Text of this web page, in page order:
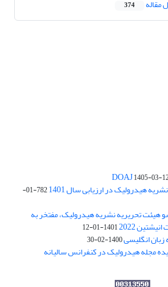
مقاله 374
1405-03-
هیدرولیک در ارزیابی سال 1401
782-01-
تحریریه نشریه هیدرولیک، مفتخر به
2022
1401-01-12
انگلیسی1400-02-30
مجله هیدرولیک در کنفرانس سالیانه